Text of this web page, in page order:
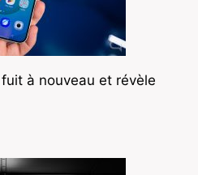
à nouveau et révèle